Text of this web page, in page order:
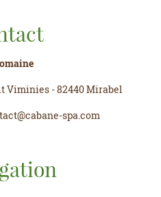
Viminies -82440 Mirabel
spa.com